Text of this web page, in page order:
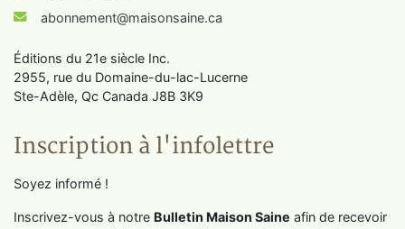
abonnement@maisonsaine.ca
Éditions du 21e siècle Inc.
2955, rue du Domaine-du-lac-Lucerne
Ste-Adèle, Qc Canada J8B 3K9
Inscription à l'infolettre
Soyez informé !
Inscrivez-vous à notre Bulletin Maison Saine afin de recevoir